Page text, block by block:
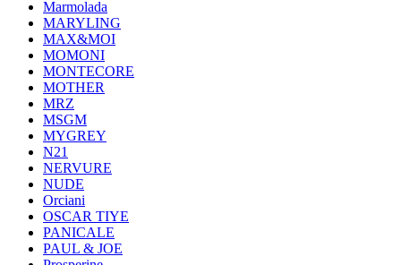
Marmolada
MARYLING
MAX&MOI
MOMONI
MONTECORE
MOTHER
MRZ
MSGM
MYGREY
N21
NERVURE
NUDE
Orciani
OSCAR TIYE
PANICALE
PAUL & JOE